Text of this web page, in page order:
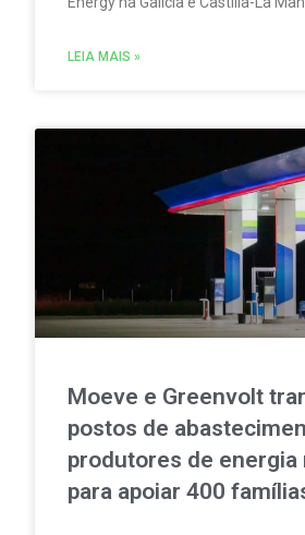
LEIA MAIS »
Moeve e Greenvolt
postos de
produtores de energia
para apoiar 400